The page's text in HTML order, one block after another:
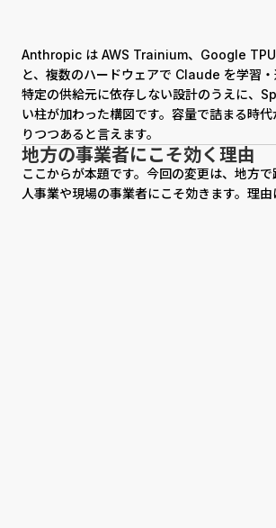
Anthropic は AWS Trainium、Google TPU
と、複数のハードウェアで Claude を学習・
特定の供給元に依存しない設計のうえに、
い柱が加わった構図です。容量で詰まる時
りつつあると言えます。
地方の事業者にこそ効く理由
ここからが本題です。今回の変更は、地方
人事業や現場の事業者にこそ効きます。理由